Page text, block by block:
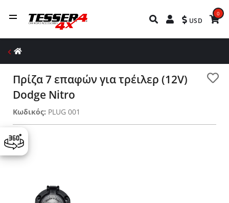
USD
0
Πρίζα 7 επαφών για τρέιλερ (12V)
Dodge Nitro
Κωδικός: PLUG 001